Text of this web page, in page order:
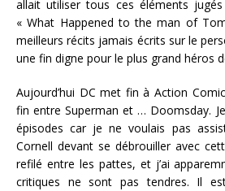
allait utiliser tous ces éléments
« What Happened to the man of
meilleurs récits jamais écrits sur le
une fin digne pour le plus grand héros
Aujourd’hui DC met fin à Action
fin entre Superman et … Doomsday.
épisodes car je ne voulais pas
Cornell devant se débrouiller avec
refilé entre les pattes, et j’ai
critiques ne sont pas tendres. Il